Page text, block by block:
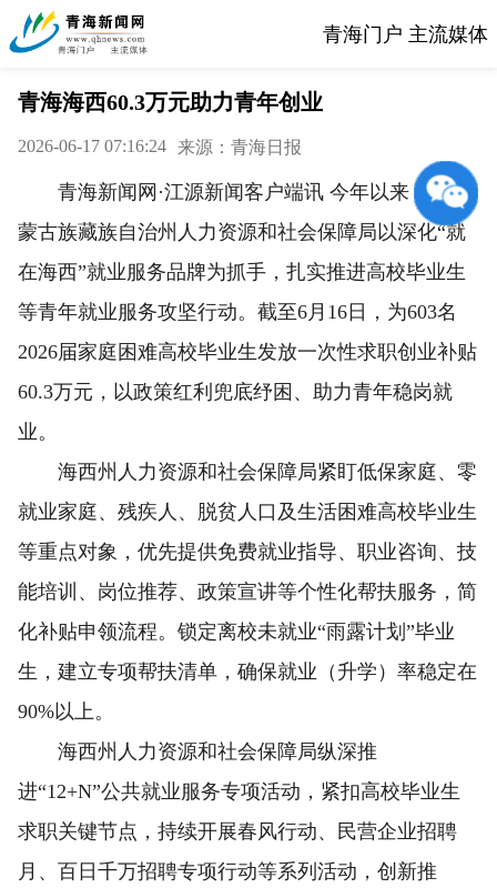
青海门户 主流媒体
青海海西60.3万元助力青年创业
2026-06-17 07:16:24 来源：青海日报
青海新闻网·江源新闻客户端讯 今年以来，海西
蒙古族藏族自治州人力资源和社会保障局以深化“就
在海西”就业服务品牌为抓手，扎实推进高校毕业生
等青年就业服务攻坚行动。截至6月16日，为603名
2026届家庭困难高校毕业生发放一次性求职创业补贴
60.3万元，以政策红利兜底纾困、助力青年稳岗就
业。
海西州人力资源和社会保障局紧盯低保家庭、零
就业家庭、残疾人、脱贫人口及生活困难高校毕业生
等重点对象，优先提供免费就业指导、职业咨询、技
能培训、岗位推荐、政策宣讲等个性化帮扶服务，简
化补贴申领流程。锁定离校未就业“雨露计划”毕业
生，建立专项帮扶清单，确保就业（升学）率稳定在
90%以上。
海西州人力资源和社会保障局纵深推
进“12+N”公共就业服务专项活动，紧扣高校毕业生
求职关键节点，持续开展春风行动、民营企业招聘
月、百日千万招聘专项行动等系列活动，创新推